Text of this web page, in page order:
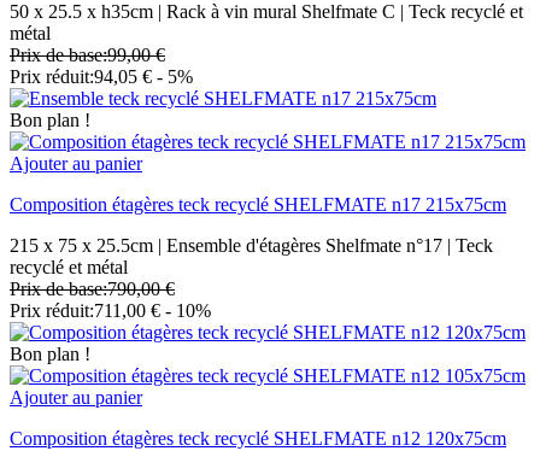
50 x 25.5 x h35cm | Rack à vin mural Shelfmate C | Teck recyclé et
métal
Prix de base:99,00 €
Prix réduit:94,05 € - 5%
Bon plan !
Ajouter au panier
Composition étagères teck recyclé SHELFMATE n17 215x75cm
215 x 75 x 25.5cm | Ensemble d'étagères Shelfmate n°17 | Teck
recyclé et métal
Prix de base:790,00 €
Prix réduit:711,00 € - 10%
Bon plan !
Ajouter au panier
Composition étagères teck recyclé SHELFMATE n12 120x75cm